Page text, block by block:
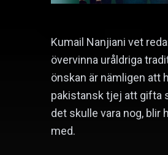
Kumail Nanjiani vet
övervinna uråldriga
önskan är nämligen att
pakistansk tjej att gifta
det skulle vara nog, blir
med.